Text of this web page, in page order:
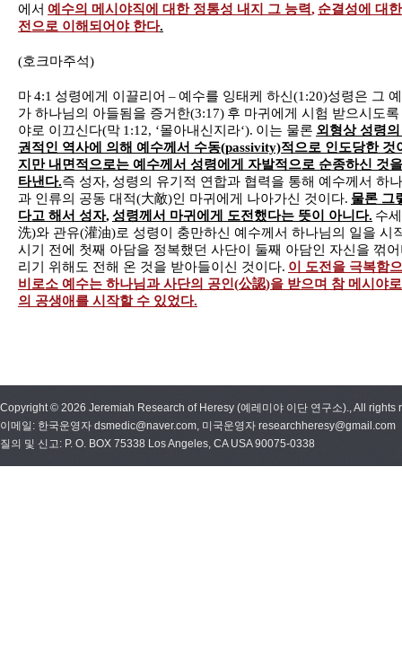
에서 예수의 메시야직에 대한 정통성 내지 그 능력, 순결성에 대
전으로 이해되어야 한다.
(호크마주석)
마4:1 성령에게 이끌리어 –예수를 잉태케 하신 (1:20)성령은 그
가 하나님의 아들됨을 증거한(3:17) 후 마귀에게 시험 받으시도록
야로 이끄신다(막 1:12, ‘몰아내신지라‘). 이는 물론 외형상 성령
권적인 역사에 의해 예수께서 수동(passivity)적으로 인도당한 것
지만 내면적으로는 예수께서 성령에게 자발적으로 순종하신 것
타낸다.즉 성자, 성령의 유기적 연합과 협력을 통해 예수께서 하
과 인류의 공동 대적(大敵)인 마귀에게 나아가신 것이다. 물론 그
다고 해서 성자, 성령께서 마귀에게 도전했다는 뜻이 아니다. 수세
洗)와 관유(灌油)로 성령이 충만하신 예수께서 하나님의 일을 시
시기 전에 첫째 아담을 정복했던 사단이 둘째 아담인 자신을 꺾
리기 위해도 전해 온 것을 받아들이신 것이다. 이 도전을 극복함
비로소 예수는 하나님과 사단의 공인(公認)을 받으며 참 메시야
의 공생애를 시작할 수 있었다.
Copyright © 2026 Jeremiah Research of Heresy (예레미야 이단 연구소)., All rights
이메일: 한국운영자 dsmedic@naver.com, 미국운영자 researchheresy@gmail.com
질의 및 신고: P. O. BOX 75338 Los Angeles, CA USA 90075-0338